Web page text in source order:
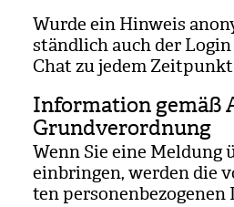
Wurde ein Hin­weis
ständ­lich auch der
Chat zu jedem
Information gemäß
Grundverordnung
Wenn Sie eine Mel­dung
ein­brin­gen, wer­den die
ten per­so­nen­be­zo­ge­nen